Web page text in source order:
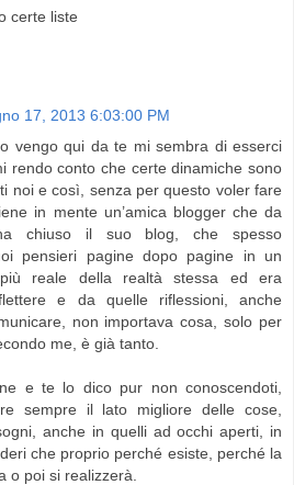
certe liste
17, 2013 6:03:00 PM
vengo qui da te mi sembra di esserci
rendo conto che certe dinamiche sono
noi e così, senza per questo voler fare
in mente un’amica blogger che da
chiuso il suo blog, che spesso
pensieri pagine dopo pagine in un
reale della realtà stessa ed era
e da quelle riflessioni, anche
non importava cosa, solo per
me, è già tanto.
e te lo dico pur non conoscendoti,
sempre il lato migliore delle cose,
anche in quelli ad occhi aperti, in
che proprio perché esiste, perché la
o poi si realizzerà.